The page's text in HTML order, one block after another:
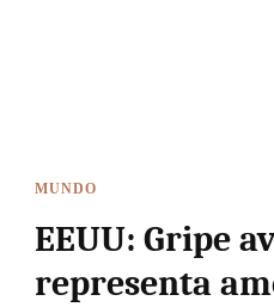
MUNDO
EEUU: Gripe
representa